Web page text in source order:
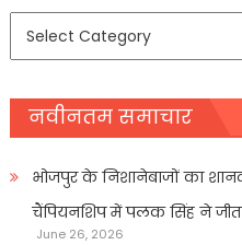
समाचार
नवीनतम समाचार
भोजपुर के निशानेबाजों का
चैंपियनशिप में पलक सिंह ने
June 26, 2026